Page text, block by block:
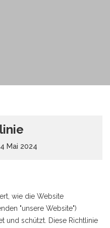
Mai 2024
wie die Website
"unsere Website")
und schützt. Diese Richtlinie